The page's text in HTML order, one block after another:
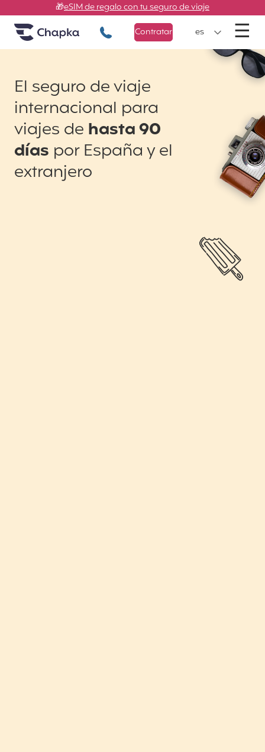
Ir directamente al contenido
Chapka Seguros de viaje
🎁eSIM de regalo con tu seguro de viaje
+34 900 805 947
Contratar es ☰
El seguro de viaje
internacional para
viajes de hasta 90
días por España y el
extranjero